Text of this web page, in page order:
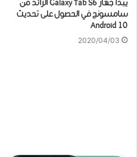
يبدأ جهاز Galaxy Tab S6 الرائد من
سامسونج في الحصول على تحديث
Android 10
2020/04/03